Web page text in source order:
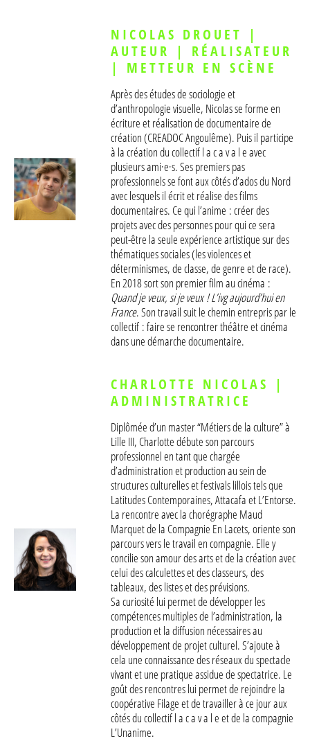
NICOLAS DROUET |
AUTEUR | RÉALISATEUR
| METTEUR EN SCÈNE
Après des études de sociologie et
d’anthropologie visuelle, Nicolas se forme en
écriture et réalisation de documentaire de
création (CREADOC Angoulême). Puis il participe
à la création du collectif l a c a v a l e avec
plusieurs ami·e·s. Ses premiers pas
professionnels se font aux côtés d’ados du Nord
avec lesquels il écrit et réalise des films
documentaires. Ce qui l’anime : créer des
projets avec des personnes pour qui ce sera
peut-être la seule expérience artistique sur des
thématiques sociales (les violences et
déterminismes, de classe, de genre et de race).
En 2018 sort son premier film au cinéma :
Quand je veux, si je veux ! L’ivg aujourd’hui en
France. Son travail suit le chemin entrepris par le
collectif : faire se rencontrer théâtre et cinéma
dans une démarche documentaire.
CHARLOTTE NICOLAS |
ADMINISTRATRICE
Diplômée d’un master “Métiers de la culture” à
Lille III, Charlotte débute son parcours
professionnel en tant que chargée
d’administration et production au sein de
structures culturelles et festivals lillois tels que
Latitudes Contemporaines,Attacafaet L’Entorse.
La rencontre avec la chorégraphe Maud
Marquet de la Compagnie En Lacets, oriente son
parcours vers le travail en compagnie. Elle y
concilie son amour des arts et de la création avec
celui des calculettes et des classeurs, des
tableaux, des listes et des prévisions.
Sa curiosité lui permet de développer les
compétences multiples de l’administration, la
production et la diffusion nécessaires au
développement de projet culturel. S’ajoute à
cela une connaissance des réseaux du spectacle
vivant et une pratique assidue de spectatrice. Le
goût des rencontres lui permet de rejoindre la
coopérative Filageet de travailler à ce jour aux
côtés ducollectif l a c a v a l eet de lacompagnie
L’Unanime.